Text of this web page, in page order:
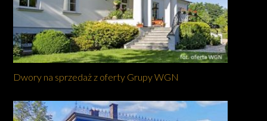
Dwory na sprzedaż z oferty Grupy WGN